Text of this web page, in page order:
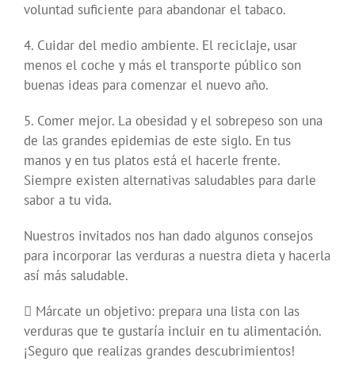
voluntad suficiente para abandonar el tabaco.
4. Cuidar del medio ambiente. El reciclaje, usar
menos el coche y más el transporte público son
buenas ideas para comenzar el nuevo año.
5. Comer mejor. La obesidad y el sobrepeso son una
de las grandes epidemias de este siglo. En tus
manos y en tus platos está el hacerle frente.
Siempre existen alternativas saludables para darle
sabor a tu vida.
Nuestros invitados nos han dado algunos consejos
para incorporar las verduras a nuestra dieta y hacerla
así más saludable.
 Márcate un objetivo: prepara una lista con las
verduras que te gustaría incluir en tu alimentación.
¡Seguro que realizas grandes descubrimientos!